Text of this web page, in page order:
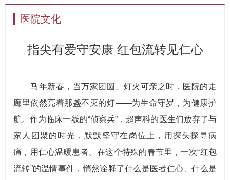
医院文化
指尖有爱守安康 红包流转见仁心
马年新春，当万家团圆、灯火可亲之时，医院的走
廊里依然亮着那盏不灭的灯——为生命守岁，为健康护
航。作为临床一线的“侦察兵”，超声科的医生们放弃了与
家人团聚的时光，默默坚守在岗位上，用探头探寻病
痛，用仁心温暖患者。在这个特殊的春节里，一次“红包
流转”的温情事件，悄然诠释了什么是医者仁心、什么是